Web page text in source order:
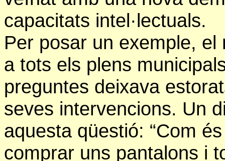
capacitats intel·lectuals.
Per posar un exemple,
a tots els plens
preguntes deixava
seves intervencions. Un
aquesta qüestió: “Com
comprar uns pantalons i